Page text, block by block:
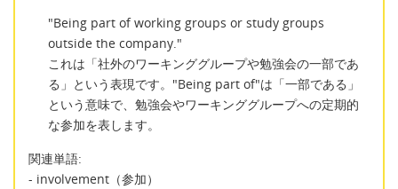
"Being part of working groups or study groups
outside the company."
これは「社外のワーキンググループや勉強会の一部であ
る」という表現です。"Being part of"は「一部である」
という意味で、勉強会やワーキンググループへの定期的
な参加を表します。
関連単語:
- involvement（参加）